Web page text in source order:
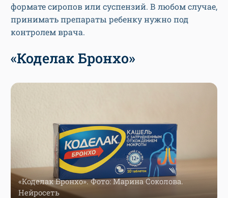
формате сиропов или суспензий. В любом случае,
принимать препараты ребенку нужно под
контролем врача.
«Коделак Бронхо»
«Коделак Бронхо». Фото: Марина Соколова.
Нейросеть